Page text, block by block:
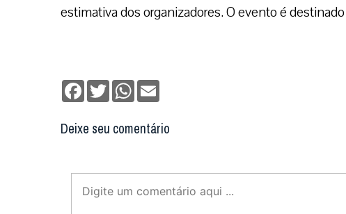
estimativa dos organizadores. O evento é
Facebook
TwitterWhatsApp
Deixe seu comentário